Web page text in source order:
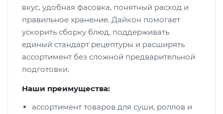
вкус, удобная фасовка, понятный расход и
правильное хранение. Дайкон помогает
ускорить сборку блюд, поддерживать
единый стандарт рецептуры и расширять
ассортимент без сложной предварительной
подготовки.
Наши преимущества:
ассортимент товаров для суши, роллов и